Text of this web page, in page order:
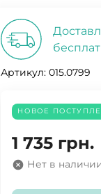
Артикул: 015.0799
НОВОЕ
1 735 грн.
Нет в